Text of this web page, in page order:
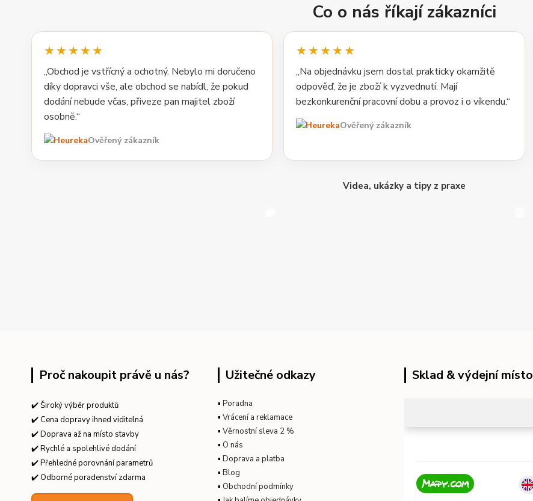
Co o nás říkají zákazníci
★★★★★
„Obchod je vstřícný a ochotný. Nebylo mi doručeno
díky dopravci vše, ale obchod se nabídl, že pokud
dodání nebude včas, přiveze pan majitel zboží
osobně.“
Ověřený zákazník
★★★★★
„Na objednávku jsem dostal prakticky okamžitě
odpověď, že je zboží k vyzvednutí. Mají
bezkonkurenční pracovní dobu a provoz i o víkendu.“
Ověřený zákazník
Videa, ukázky a tipy z praxe
Proč nakoupit právě u nás?
✔️ Široký výběr produktů
✔️ Cena dopravy ihned viditelná
✔️ Doprava až na místo stavby
✔️ Rychlé a spolehlivé dodání
✔️ Přehledné porovnání parametrů
✔️ Odborné poradenství zdarma
Užitečné odkazy
▪ Poradna
▪ Vrácení a reklamace
▪ Věrnostní sleva 2 %
▪ O nás
▪ Doprava a platba
▪ Blog
▪ Obchodní podmínky
Sklad & výdejní místo